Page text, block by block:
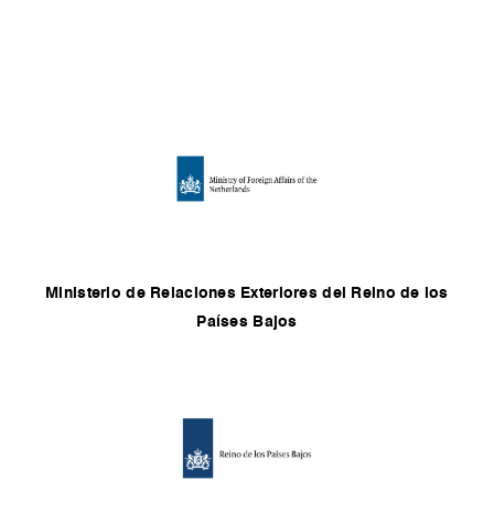
Ministerio de Relaciones Exteriores del Reino de los
Países Bajos